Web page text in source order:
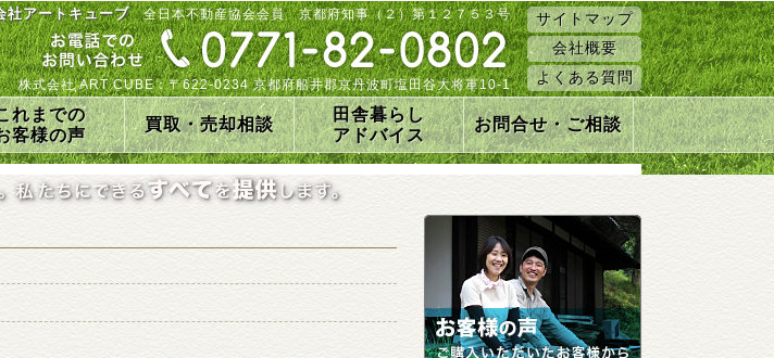
社アートキューブ全日本不動産協会会員 京都府知事（２）第１２７５３号
株式会社 ART CUBE：〒622-0234 京都府船井郡京丹波町塩田谷大将軍10-1
サイトマップ
会社概要
よくある質問
れまでの
客様の声
買取・売却相談
田舎暮らし
アドバイス
お問合せ・ご相談